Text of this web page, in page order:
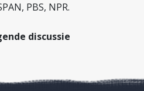
PBS, NPR.
discussie